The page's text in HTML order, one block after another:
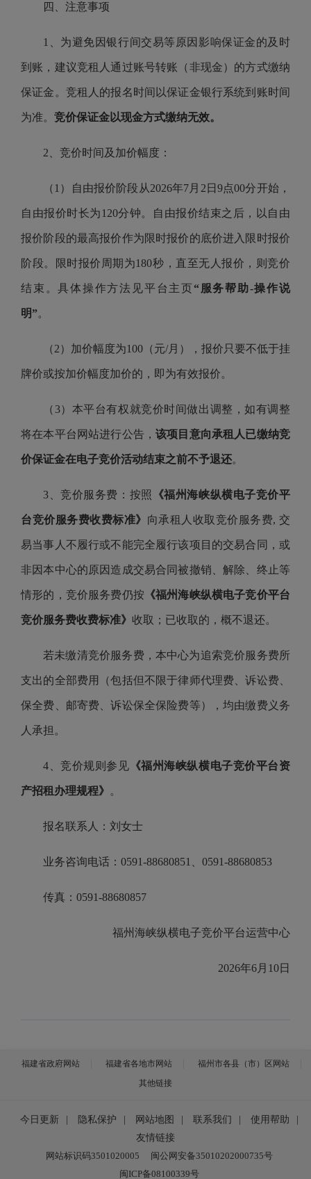
四、注意事项
1、为避免因银行间交易等原因影响保证金的及时
到账，建议竞租人通过账号转账（非现金）的方式缴纳
保证金。竞租人的报名时间以保证金银行系统到账时间
为准。 竞价保证金以现金方式缴纳无效。
2、竞价时间及加价幅度：
（1）自由报价阶段从2026年7月2日9点00分开始，
自由报价时长为120分钟。自由报价结束之后，以自由
报价阶段的最高报价作为限时报价的底价进入限时报价
阶段。限时报价周期为180秒，直至无人报价，则竞价
结束。具体操作方法见平台主页“服务帮助-操作说
明”。
（2）加价幅度为100（元/月），报价只要不低于挂
牌价或按加价幅度加价的，即为有效报价。
（3）本平台有权就竞价时间做出调整，如有调整
将在本平台网站进行公告，该项目意向承租人已缴纳竞
价保证金在电子竞价活动结束之前不予退还。
3、竞价服务费：按照 《福州海峡纵横电子竞价平
台竞价服务费收费标准》 向承租人收取竞价服务费, 交
易当事人不履行或不能完全履行该项目的交易合同，或
非因本中心的原因造成交易合同被撤销、解除、终止等
情形的，竞价服务费仍按 《福州海峡纵横电子竞价平台
竞价服务费收费标准》 收取；已收取的，概不退还。
若未缴清竞价服务费，本中心为追索竞价服务费所
支出的全部费用（包括但不限于律师代理费、诉讼费、
保全费、邮寄费、诉讼保全保险费等），均由缴费义务
人承担。
4、竞价规则参见 《福州海峡纵横电子竞价平台资
产招租办理规程》 。
报名联系人：刘女士
业务咨询电话：0591-88680851、0591-88680853
传真：0591-88680857
福州海峡纵横电子竞价平台运营中心
2026年6月10日
福建省政府网站 福建省各地市网站
福州市各县（市）区网站
其他链接
今日更新 隐私保护 网站地图 联系我们 使用帮助
友情链接
网站标识码3501020005
闽公网安备35010202000735号
闽ICP备08100339号